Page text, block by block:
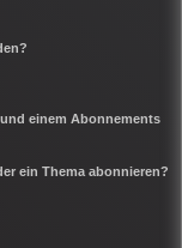
einem Abonnements
ein Thema abonnieren?